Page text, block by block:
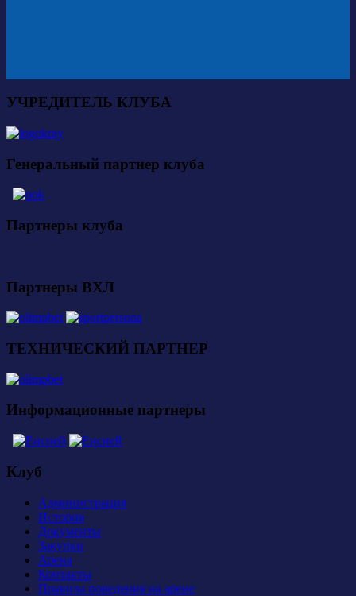
УЧРЕДИТЕЛЬ КЛУБА
Генеральный партнер клуба
Партнеры клуба
Партнеры ВХЛ
ТЕХНИЧЕСКИЙ ПАРТНЕР
Информационные партнеры
Клуб
Администрация
История
Документы
Закупки
Арена
Контакты
Правила поведения на арене